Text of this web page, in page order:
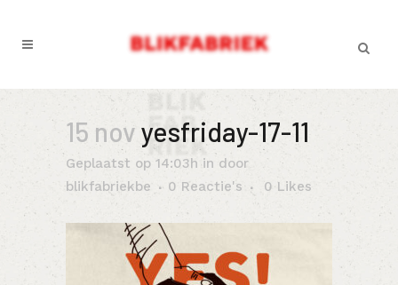
15 novyesfriday-17-11
Geplaatst op 14:03h in door
blikfabriekbe
0 Reactie's 0 Likes